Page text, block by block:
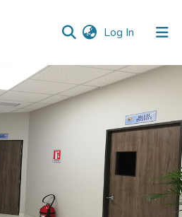
Log In (current)